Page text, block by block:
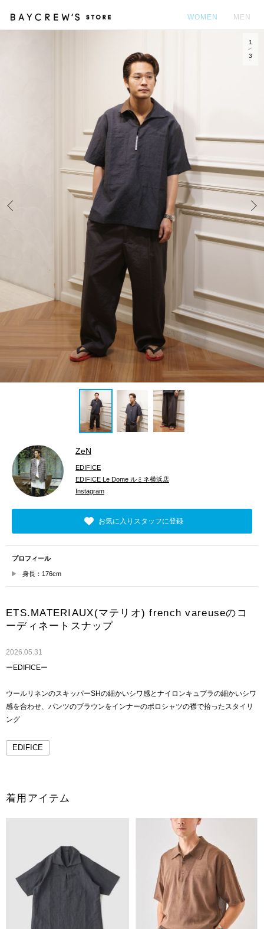
WOMEN MEN
1
3
ZeN
EDIFICE
EDIFICE Le Dome ルミネ横浜店
Instagram
お気に入りスタッフに登録
プロフィール
身長：176cm
ETS.MATERIAUX(マテリオ) french vareuseのコ
ーディネートスナップ
2026.05.31
ーEDIFICEー
ウールリネンのスキッパーSHの細かいシワ感とナイロンキュプラの細かいシワ
感を合わせ、パンツのブラウンをインナーのポロシャツの襟で拾ったスタイリ
ング
EDIFICE
着用アイテム